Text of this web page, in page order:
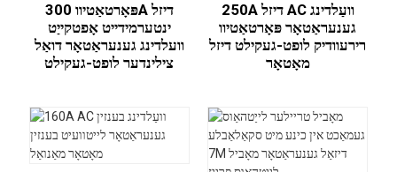
פּאָרטאַטיוו 300A דיזל
ינטערמידייט אָפטקייַט
וועלדינג גענעראַטאָר דואַל
צילינדער לופט-געקילט
250A דיזל AC וועַלדינג
גענעראַטאָר פּאָרטאַטיוו
רירעוודיק לופט-געקילט דיזל
מאָטאָר